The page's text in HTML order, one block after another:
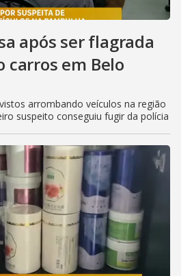
após ser flagrada
carros em Belo
arrombando veículos na região
suspeito conseguiu fugir da polícia